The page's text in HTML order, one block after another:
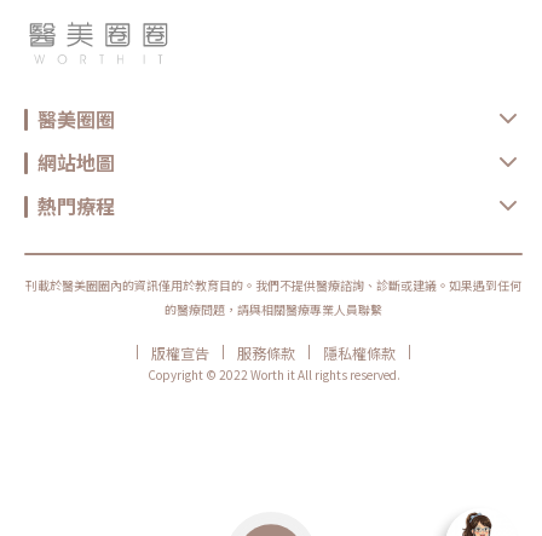
護。選對療程，比跟風更重要無雙電波與鳳凰電波各有優勢，前者偏向細緻
膚質與自然緊緻，後者則更聚焦在輪廓拉提與深層抗老。與其問「哪一個比
較厲害」，不如先釐清自己最在意的是膚質、鬆弛、輪廓，還是整體老化
時，也建議選擇原廠認證或合法合格的醫療院所，確認設備來源、探頭是否
為原廠正貨，以及操作人員是否具備相關經驗，這些都是影響療程安全與效
合自己的選擇。建議在施作前，先與專業醫療院所充分諮詢，了解自身膚
況、期待效果與可能限制，再做出更安心的決定。真正理想的變美，不是追
求一次到位，而是用正確的方式，讓自己一步一步變得更自然、精緻、又有
自信。鳳凰電波原廠認證診所：https://www.thermageflx.co/無雙電波原
者應該謹慎選擇合適的醫療方案，以確保安全與健康。
醫美圈圈
網站地圖
熱門療程
刊載於醫美圈圈內的資訊僅用於教育目的。我們不提供醫療諮詢、診斷或建議。如果遇到任何
的醫療問題，請與相關醫療專業人員聯繫
| 版權宣告 | 服務條款 | 隱私權條款
|
Copyright © 2022 Worth it All rights reserved.